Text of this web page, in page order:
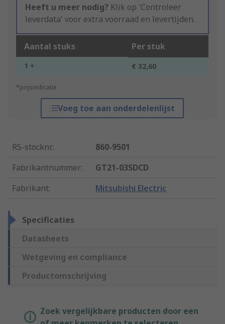
Heeft u meer nodig? Klik op 'Controleer
leverdata' voor extra voorraad en levertijden.
Aantal stuks Per stuk
1 + € 32,60
*prijsindicatie
Voeg toe aan onderdelenlijst
RS-stocknr.:
860-9501
Fabrikantnummer:
GT21-03SDCD
Fabrikant: Mitsubishi Electric
Specificaties
Datasheets
Wetgeving en compliance
Productomschrijving
Zoek vergelijkbare producten door een